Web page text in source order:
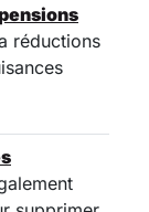
réductions